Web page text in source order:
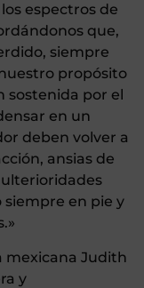
espectros de
que,
siempre
propósito
sostenida por el
en un
deben volver a
ansias de
en pie y
mexicana Judith
y